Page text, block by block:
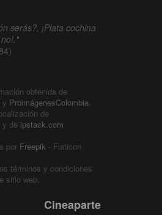
serás?, ¡Plata cochina
obtenida de
y ProimágenesColombia.
de
y de ipstack.com
por Freepik - Flaticon
términos y condiciones
sitio web.
Cineaparte